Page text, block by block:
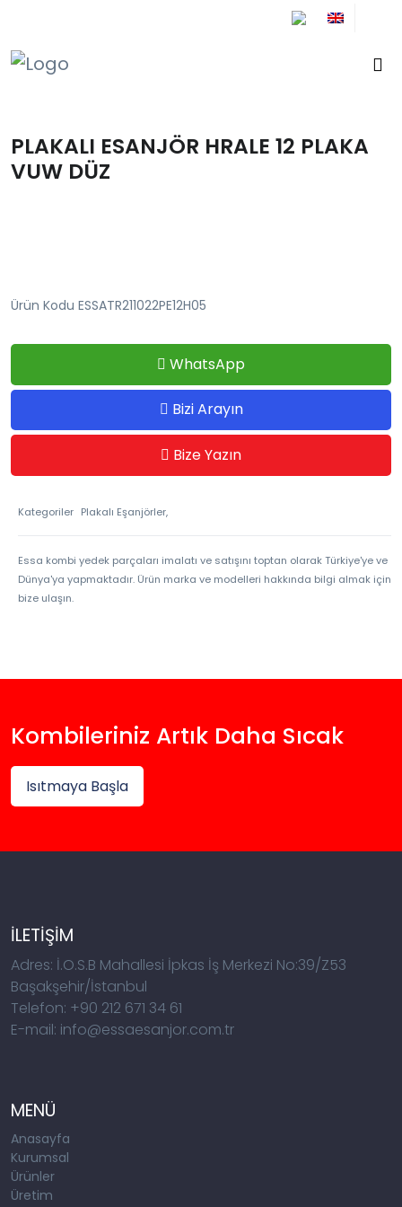
PLAKALI ESANJÖR HRALE 12 PLAKA
VUW DÜZ
Ürün Kodu ESSATR211022PE12H05
WhatsApp
Bizi Arayın
Bize Yazın
Kategoriler Plakalı Eşanjörler,
Essa kombi yedek parçaları imalatı ve satışını toptan olarak Türkiye'ye ve
Dünya'ya yapmaktadır. Ürün marka ve modelleri hakkında bilgi almak için
bize ulaşın.
Kombileriniz Artık Daha Sıcak
Isıtmaya Başla
İLETİŞİM
Adres: İ.O.S.B Mahallesi İpkas İş Merkezi No:39/Z53
Başakşehir/İstanbul
Telefon: +90 212 671 34 61
E-mail: info@essaesanjor.com.tr
MENÜ
Anasayfa
Kurumsal
Ürünler
Üretim